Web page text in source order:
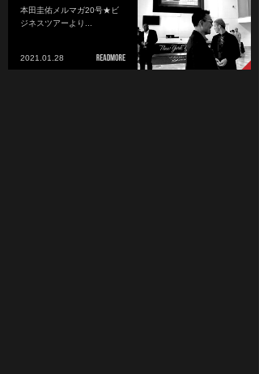
本田圭佑メルマガ20号★ビ
ジネスツアーより...
2021.01.28